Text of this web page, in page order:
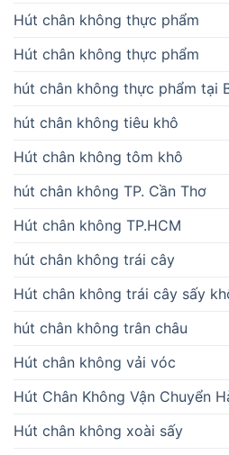
Hút chân không thực phẩm
Hút chân không thực phẩm
hút chân không thực phẩm tại
hút chân không tiêu khô
Hút chân không tôm khô
hút chân không TP. Cần Thơ
Hút chân không TP.HCM
hút chân không trái cây
Hút chân không trái cây sấy
hút chân không trân châu
Hút chân không vải vóc
Hút Chân Không Vận Chuyển
Hút chân không xoài sấy